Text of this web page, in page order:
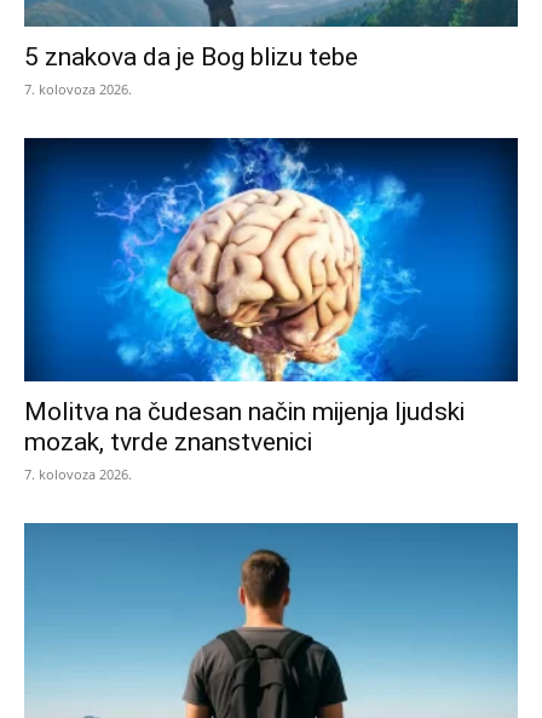
5 znakova da je Bog blizu tebe
7. kolovoza 2026.
Molitva na čudesan način mijenja ljudski
mozak, tvrde znanstvenici
7. kolovoza 2026.